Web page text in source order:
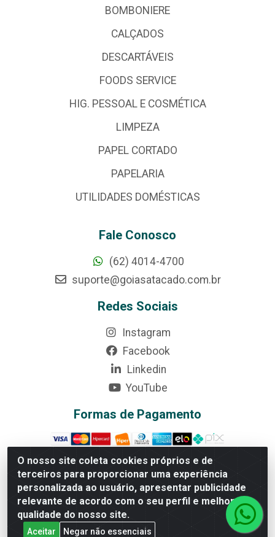
O nosso site coleta cookies próprios e de
terceiros para proporcionar uma experiência
personalizada ao usuário, apresentar publicidade
relevante de acordo com o seu perfil e melhorar a
qualidade do nosso site.
Aceitar Negar não essenciais
BOMBONIERE
CALÇADOS
DESCARTÁVEIS
FOODS SERVICE
HIG. PESSOAL E COSMÉTICA
LIMPEZA
PAPEL CORTADO
PAPELARIA
UTILIDADES DOMÉSTICAS
Fale Conosco
(62) 4014-4700
suporte@goiasatacado.com.br
Redes Sociais
Instagram
Facebook
Linkedin
YouTube
Formas de Pagamento
Rede Brasil - Avenida Universitária, nº 3860, Jardim das
Américas II Etapa - Anápolis/GO - CEP 75070-415 -
CNPJ 07.728.073/0002-24